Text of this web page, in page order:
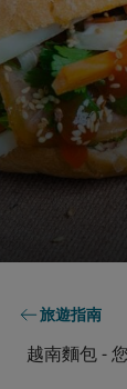
旅遊指南
越南麵包 -